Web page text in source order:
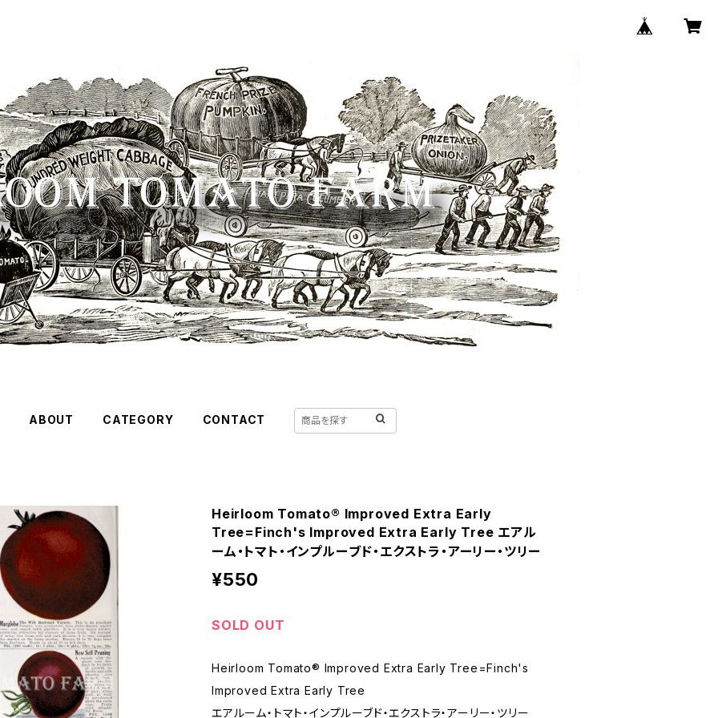
ABOUT CATEGORY CONTACT
Heirloom Tomato® Improved Extra Early
Tree=Finch's Improved Extra Early Tree エアル
ーム・トマト・インプルーブド・エクストラ・アーリー・ツリー
¥550
SOLD OUT
Heirloom Tomato® Improved Extra Early Tree=Finch's
Improved Extra Early Tree
エアルーム・トマト・インプルーブド・エクストラ・アーリー・ツリー